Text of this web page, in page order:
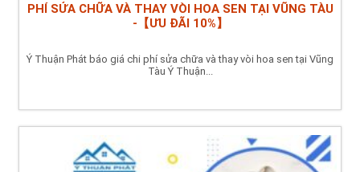
PHÍ SỬA CHỮA VÀ THAY VÒI HOA SEN TẠI VŨNG TÀU
-【ƯU ĐÃI 10%】
Ý Thuận Phát báo giá chi phí sửa chữa và thay vòi hoa sen tại Vũng
Tàu Ý Thuận...